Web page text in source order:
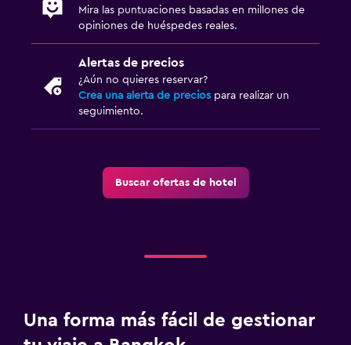
Mira las puntuaciones basadas en millones de
opiniones de huéspedes reales.
Alertas de precios
¿Aún no quieres reservar?
Crea una alerta de precios para realizar un
seguimiento.
Buscar ofertas de hotel
Una forma más fácil de gestionar